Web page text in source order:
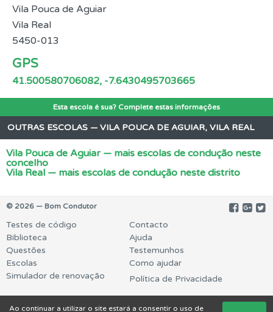
Ao continuar a utilizar o site estará a consentir o uso de
Vila Pouca de Aguiar
Vila Real
5450-013
GPS
41.500580706082, -7.6430495703665
Esta escola é sua? Complete estas informações
OUTRAS ESCOLAS — VILA POUCA DE AGUIAR, VILA REAL
Vila Pouca de Aguiar — mais escolas de condução neste
concelho
Vila Real — mais escolas de condução neste distrito
© 2026 — Bom Condutor
Testes de código
Biblioteca
Questões
Escolas
Simulador de renovação
Contacto
Ajuda
Testemunhos
Como ajudar
Política de Privacidade